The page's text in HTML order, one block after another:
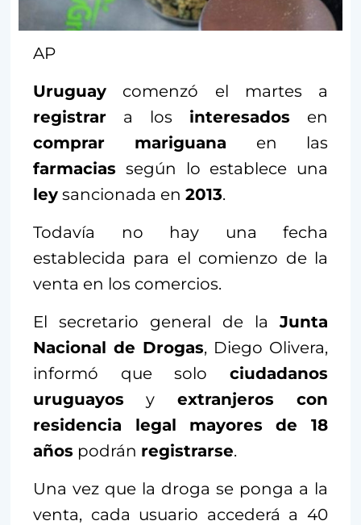
AP
Uruguay comenzó el martes a
registrar a los interesados en
comprar mariguana en las
farmacias según lo establece una
ley sancionada en 2013.
Todavía no hay una fecha
establecida para el comienzo de la
venta en los comercios.
El secretario general de laJunta
Nacional de Drogas, Diego Olivera,
informó que solo ciudadanos
uruguayos y extranjeros con
residencia legal
mayores de 18
años podrán registrarse.
Una vez que la droga se ponga a la
venta, cada usuario accederá a 40